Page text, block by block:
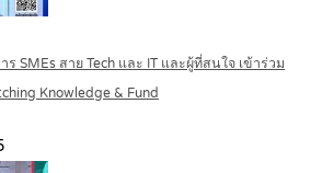
SMEs สาย Tech และ IT และผู้ที่สนใจ เข้าร่วม
Knowledge & Fund